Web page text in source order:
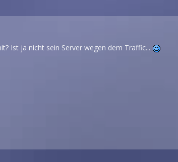
Ist ja nicht sein Server wegen dem Traffic...